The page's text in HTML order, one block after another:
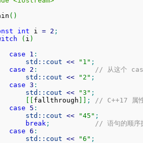
( )
int i = 2 ;
( i )
case
1 :
std:: cout << "1" ;
case
2 :
// 从这个
std:: cout << "2" ;
case 3 :
std:: cout << "3" ;
fallthrough ;
// C++17 属性
case
5 :
std:: cout << "45" ;
break ;
// 语句的顺序
case 6 :
std:: cout << "6" ;